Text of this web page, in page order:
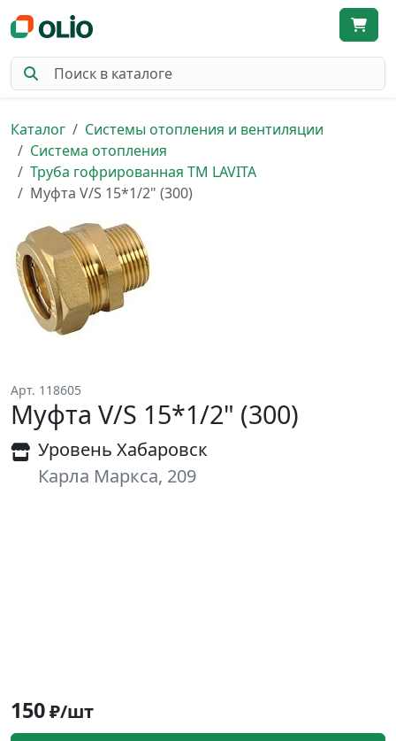
Каталог
Системы отопления и вентиляции
Система отопления
Труба гофрированная ТМ LAVITA
Муфта V/S 15*1/2" (300)
Арт. 118605
Муфта V/S 15*1/2" (300)
Уровень Хабаровск
Карла Маркса, 209
150₽/шт